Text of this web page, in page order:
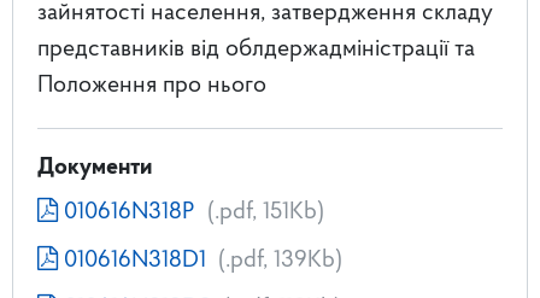
зайнятості населення, затвердження складу
представників від облдержадміністрації та
Положення про нього
Документи
010616N318P (.pdf, 151Kb)
010616N318D1 (.pdf, 139Kb)